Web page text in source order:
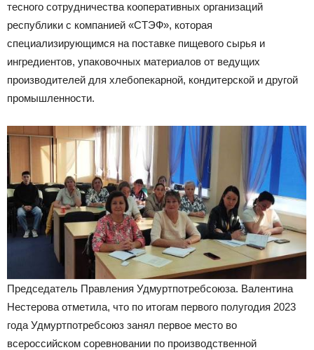
тесного сотрудничества кооперативных организаций
республики с компанией «СТЭФ», которая
специализирующимся на поставке пищевого сырья и
ингредиентов, упаковочных материалов от ведущих
производителей для хлебопекарной, кондитерской и другой
промышленности.
Председатель Правления Удмуртпотребсоюза. Валентина
Нестерова отметила, что по итогам первого полугодия 2023
года Удмуртпотребсоюз занял первое место во
всероссийском соревновании по производственной